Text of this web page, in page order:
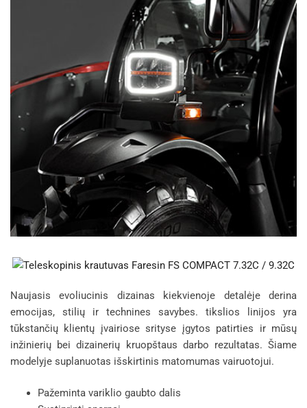
Naujasis evoliucinis dizainas kiekvienoje detalėje derina
emocijas, stilių ir technines savybes. tikslios linijos yra
tūkstančių klientų įvairiose srityse įgytos patirties ir mūsų
inžinierių bei dizainerių kruopštaus darbo rezultatas. Šiame
modelyje suplanuotas išskirtinis matomumas vairuotojui.
Pažeminta variklio gaubto dalis